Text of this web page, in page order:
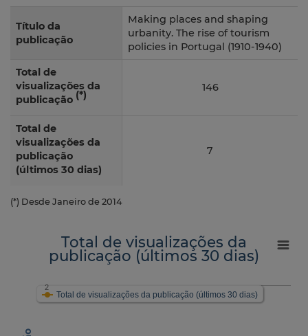
Título da
publicação
Making places and shaping
urbanity. The rise of tourism
policies in Portugal (1910-1940)
Total de
visualizações da
publicação (*)
146
Total de
visualizações da
publicação
(últimos 30 dias)
7
(*) Desde Janeiro de 2014
Total de visualizações da
publicação (últimos 30 dias)
Total de visualizações da publicação (últimos 30 dias)
2